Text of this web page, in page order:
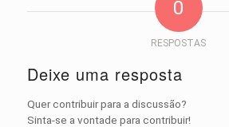
0
RESPOSTAS
Deixe uma resposta
Quer contribuir para a discussão?
Sinta-se a vontade para contribuir!